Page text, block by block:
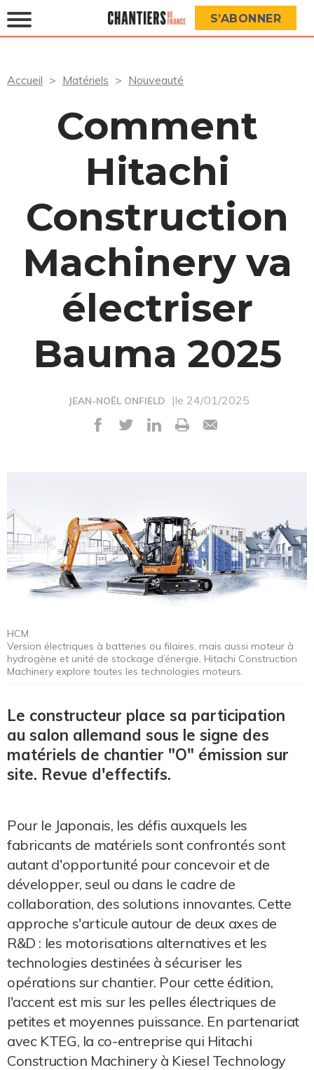
S’ABONNER
Accueil Matériels Nouveauté
Comment
Hitachi
Construction
Machinery va
électriser
Bauma 2025
JEAN-NOËL ONFIELD |le 24/01/2025
HCM
Version électriques à batteries ou filaires, mais aussi moteur à
hydrogène et unité de stockage d’énergie, Hitachi Construction
Machinery explore toutes les technologies moteurs.
Le constructeur place sa participation
au salon allemand sous le signe des
matériels de chantier "O" émission sur
site. Revue d'effectifs.
Pour le Japonais, les défis auxquels les
fabricants de matériels sont confrontés sont
autant d'opportunité pour concevoir et de
développer, seul ou dans le cadre de
collaboration, des solutions innovantes. Cette
approche s'articule autour de deux axes de
R&D : les motorisations alternatives et les
technologies destinées à sécuriser les
opérations sur chantier. Pour cette édition,
l'accent est mis sur les pelles électriques de
petites et moyennes puissance. En partenariat
avec KTEG, la co-entreprise qui Hitachi
Construction Machinery à Kiesel Technology